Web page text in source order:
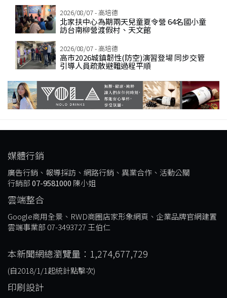
2026/08/07 - 高培德
北家扶中心為期兩天兒童夏令營 64名國小童
訪台南柳營渡假村、天文館
2026/08/07 - 高培德
高市2026城鎮韌性(防空)演習登場 同步交管
引導人員疏散避難過程平順
媒體行銷
廣告行銷、報導採訪、網路行銷、異業合作、活動公關
行銷部07-9581000 陳小姐
雲端整合
Google商用全景、RWD商圈店家形象網頁、企業品牌官網建置
雲端事業部 07-3493727 王伯仁
本新聞網總瀏覽量：1,274,677,729
(自2018/1/1起統計點擊次)
印刷設計